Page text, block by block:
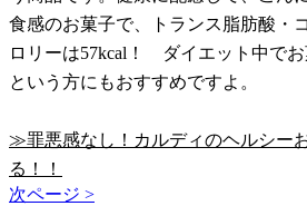
食感のお菓子で、トランス脂肪酸・
ロリーは57kcal！ ダイエット中で
という方にもおすすめですよ。
≫罪悪感なし！カルディのヘルシー
る！！
次ページ >